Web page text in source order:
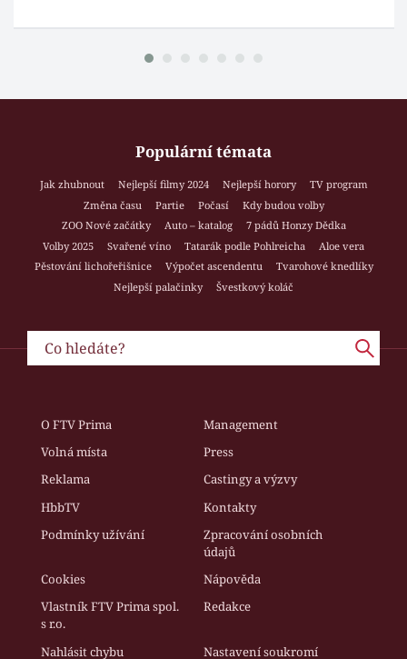
Populární témata
Jak zhubnout Nejlepší filmy 2024 Nejlepší horory
TV program
Změna času
Partie Počasí
Kdy budou volby
ZOO Nové začátky
Auto – katalog
7 pádů Honzy Dědka
Volby 2025
Svařené víno Tatarák podle Pohlreicha
Aloe vera
Pěstování lichořeřišnice
Výpočet ascendentu
Tvarohové knedlíky
Nejlepší palačinky
Švestkový koláč
O FTV Prima
Management
Volná místa
Press
Reklama
Castingy a výzvy
HbbTV
Kontakty
Podmínky užívání
Zpracování osobních
údajů
Cookies
Nápověda
Vlastník FTV Prima spol.
s r.o.
Redakce
Nahlásit chybu Nastavení soukromí